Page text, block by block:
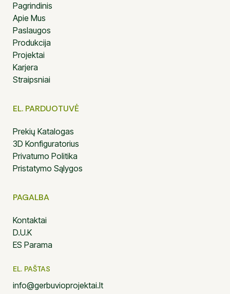
Pagrindinis
Apie Mus
Paslaugos
Produkcija
Projektai
Karjera
Straipsniai
EL. PARDUOTUVĖ
Prekių Katalogas
3D Konfiguratorius
Privatumo Politika
Pristatymo Sąlygos
PAGALBA
Kontaktai
D.U.K
ES Parama
EL. PAŠTAS
info@gerbuvioprojektai.lt